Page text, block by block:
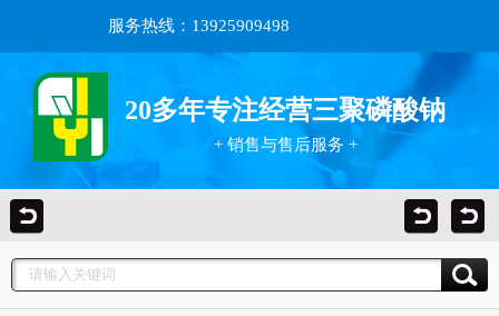
服务热线：13925909498
20多年专注经营三聚磷酸钠
+ 销售与售后服务 +